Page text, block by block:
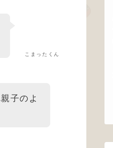
こまったくん
子のよ